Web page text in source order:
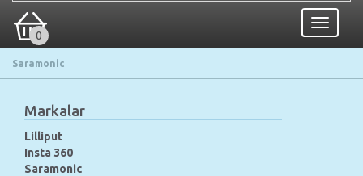
0
Toggle
Saramonic
Markalar
Lilliput
Insta 360
Saramonic